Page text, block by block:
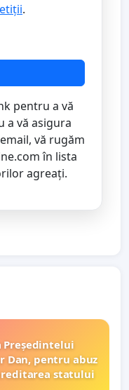
.
pentru a vă
a vă asigura
vă rugăm
în lista
agreați.
Președintelui
Dan, pentru abuz
statului